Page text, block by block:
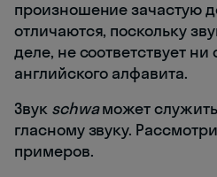
произношение зачастую
отличаются, поскольку
деле, не соответствует ни
английского алфавита.
Звук schwaможет
гласному звуку.
примеров.